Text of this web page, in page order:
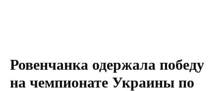
Ровенчанка одержала победу
на чемпионате Украины по